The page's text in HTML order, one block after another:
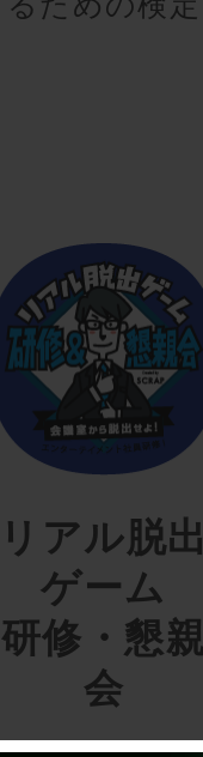
リアル脱
ゲーム
研修・懇
会